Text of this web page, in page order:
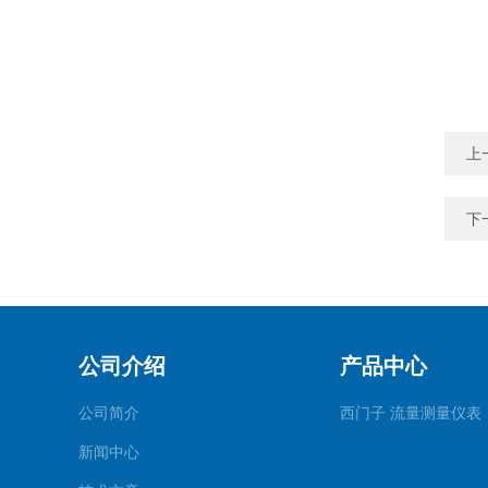
下
公司介绍
公司简介
新闻中心
产品中心
西门子 流量测量仪表